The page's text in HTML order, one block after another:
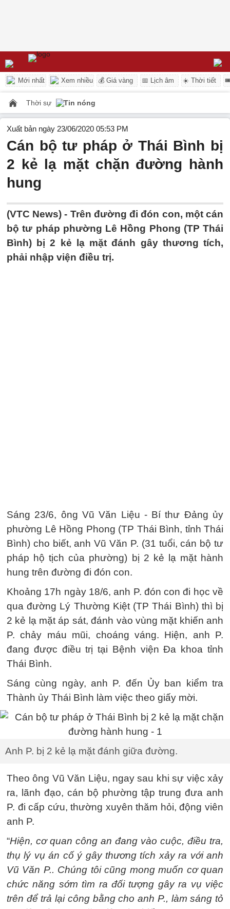
Mới nhất Xem nhiều 💰 Giá vàng 📅 Lịch âm ☀️ Thời tiết
Thời sự Tin nóng
Xuất bản ngày 23/06/2020 05:53 PM
Cán bộ tư pháp ở Thái Bình bị
2 kẻ lạ mặt chặn đường hành
hung
(VTC News) - Trên đường đi đón con, một cán
bộ tư pháp phường Lê Hồng Phong (TP Thái
Bình) bị 2 kẻ lạ mặt đánh gây thương tích,
phải nhập viện điều trị.
Sáng 23/6, ông Vũ Văn Liệu - Bí thư Đảng ủy
phường Lê Hồng Phong (TP Thái Bình, tỉnh Thái
Bình) cho biết, anh Vũ Văn P. (31 tuổi, cán bộ tư
pháp hộ tịch của phường) bị 2 kẻ lạ mặt hành
hung trên đường đi đón con.
Khoảng 17h ngày 18/6, anh P. đón con đi học về
qua đường Lý Thường Kiệt (TP Thái Bình) thì bị
2 kẻ lạ mặt áp sát, đánh vào vùng mặt khiến anh
P. chảy máu mũi, choáng váng. Hiện, anh P.
đang được điều trị tại Bệnh viện Đa khoa tỉnh
Thái Bình.
Sáng cùng ngày, anh P. đến Ủy ban kiểm tra
Thành ủy Thái Bình làm việc theo giấy mời.
Anh P. bị 2 kẻ lạ mặt đánh giữa đường.
Theo ông Vũ Văn Liệu, ngay sau khi sự việc xảy
ra, lãnh đạo, cán bộ phường tập trung đưa anh
P. đi cấp cứu, thường xuyên thăm hỏi, động viên
anh P.
“Hiện, cơ quan công an đang vào cuộc, điều tra,
thụ lý vụ án cố ý gây thương tích xảy ra với anh
Vũ Văn P.. Chúng tôi cũng mong muốn cơ quan
chức năng sớm tìm ra đối tượng gây ra vụ việc
trên để trả lại công bằng cho anh P., làm sáng tỏ